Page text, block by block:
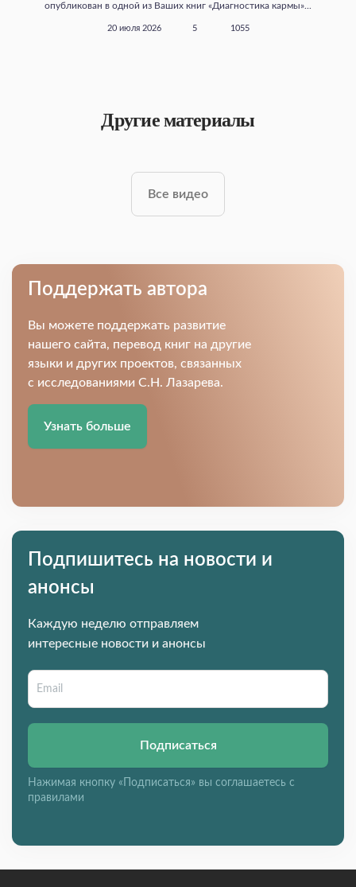
опубликован в одной из Ваших книг «Диагностика кармы»...
20 июля 2026 5 1055
Другие материалы
Все видео
Поддержать автора
Вы можете поддержать развитие
нашего сайта, перевод книг на другие
языки и других проектов, связанных
с исследованиями С.Н. Лазарева.
Узнать больше
Подпишитесь на новости и
анонсы
Каждую неделю отправляем
интересные новости и анонсы
Подписаться
Нажимая кнопку «Подписаться» вы соглашаетесь с
правилами